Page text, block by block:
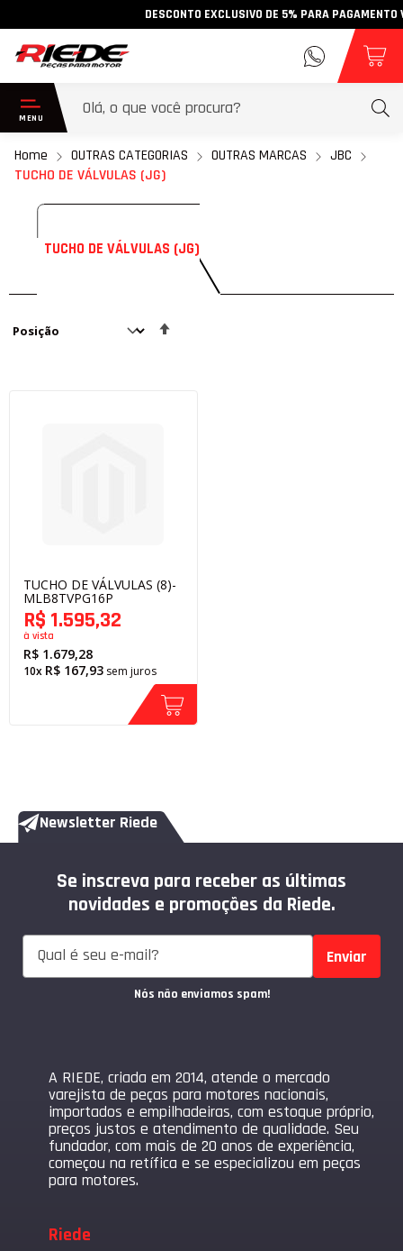
DESCONTO EXCLUSIVO DE 5% PARA PAGAMENTO
Home OUTRAS CATEGORIAS OUTRAS MARCAS
JBC
TUCHO DE VÁLVULAS (JG)
TUCHO DE VÁLVULAS (JG)
TUCHO DE VÁLVULAS (8)-
MLB8TVPG16P
R$ 1.679,28
R$ 1.595,32
à vista
10x R$ 167,93 sem juros
Newsletter Riede
Se inscreva para receber as últimas
novidades e promoções da Riede.
Enviar
Nós não enviamos spam!
A RIEDE, criada em 2014, atende o mercado
varejista de peças para motores nacionais,
importados e empilhadeiras, com estoque próprio,
preços justos e atendimento de qualidade. Seu
fundador, com mais de 20 anos de experiência,
começou na retífica e se especializou em peças
para motores.
Riede